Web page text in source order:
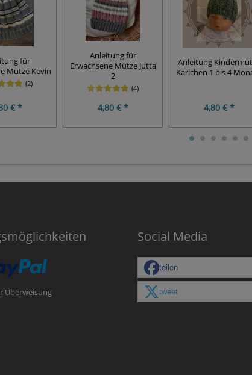
für
Mütze Kevin
(2)
€ *
Anleitung für
Erwachsene Mütze Jutta
2
(4)
4,80 € *
Anleitung
Karlchen 1 bis 4
4,80 € *
Überweisung
Social Media
teilen
tweet